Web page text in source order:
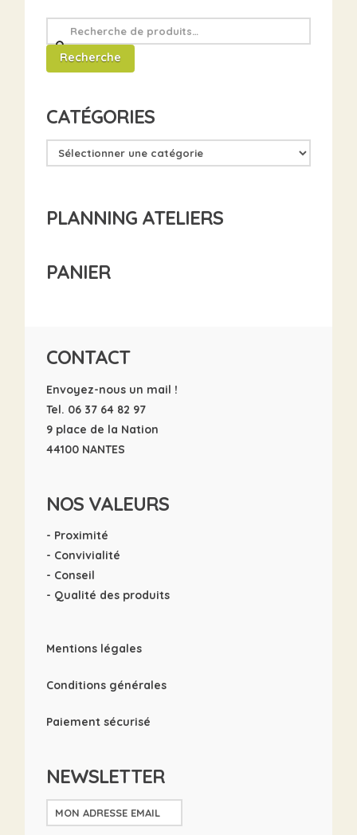
Recherche
pour
:
Recherche
CATÉGORIES
PLANNING ATELIERS
PANIER
CONTACT
Envoyez-nous un mail !
Tel. 06 37 64 82 97
9 place de la Nation
44100 NANTES
NOS VALEURS
- Proximité
- Convivialité
- Conseil
- Qualité des produits
Mentions légales
Conditions générales
Paiement sécurisé
NEWSLETTER